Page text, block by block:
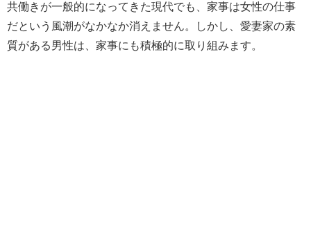
共働きが一般的になってきた現代でも、家事は女性の仕事
だという風潮がなかなか消えません。しかし、愛妻家の素
質がある男性は、家事にも積極的に取り組みます。